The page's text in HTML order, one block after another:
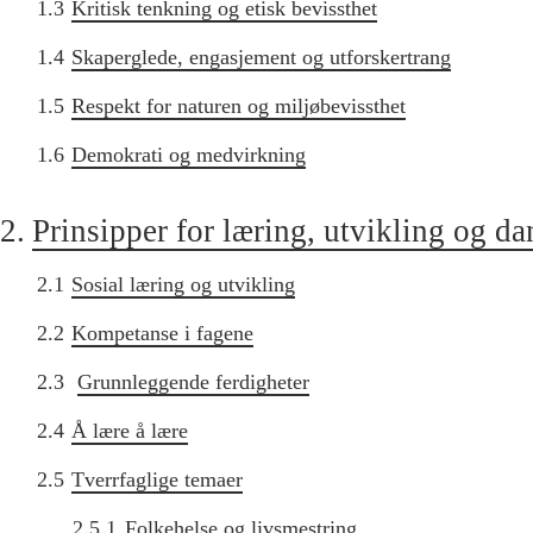
1.3 Kritisk tenkning og etisk bevissthet
1.4 Skaperglede, engasjement og utforskertrang
1.5 Respekt for naturen og miljøbevissthet
1.6 Demokrati og medvirkning
2. Prinsipper for læring, utvikling og
2.1 Sosial læring og utvikling
2.2 Kompetanse i fagene
2.3 Grunnleggende ferdigheter
2.4 Å lære å lære
2.5 Tverrfaglige temaer